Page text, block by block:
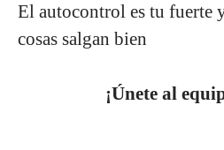
El autocontrol es tu fuerte
cosas salgan bien
¡Únete al